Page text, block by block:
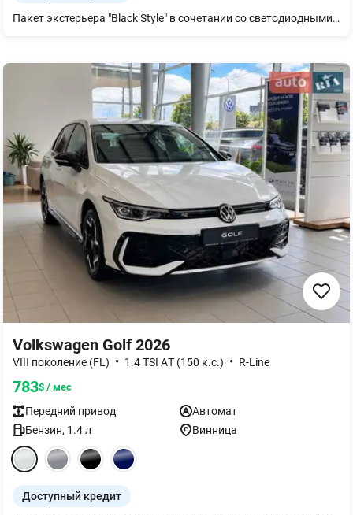
Пакет экстерьера "Black Style" в сочетании со светодиодными матричными фарами IQ.Light. Элементы экстерьера и внешние зеркала в черном цвете ори. Светодиодные матричные фары IQ.Light ближнего и дальнего света с LED дневным светом, динамической корректировкой угла наклона света фар и динамическим поворотным светом вкл. динамическим регулированием дальнего света Dynamic Light Assist Адаптивный круиз-контроль ACC включает систему фронтального контроля FrontAssist с функцией экстренного торможения с системой обнаружения пешеходов и велосипедистов Ассистент смены полосы движения "Side Assist" вкл. ассистент помощи при движении задним ходом "Rear Traffic Alert" и система предупреждения при выезде из автомобиля "Exist warning system" Диски "Coventry" R17, легкосплавные с полированной поверхностью в черном цвете, 7.5J x 17, 225/45 R17 Электронная блокировка дифференциала XDS Камера заднего вида "Rear View" Руль мультифункциональный спортивный кожаный с подогревом и клавишами переключения передач Климат-контроль "Air Care Climatronic" с трехзонным регулированием микроклимата Медиасистема 'Ready 2 Discover" с 12.9 дюймовым цветным сенсорным дисплеем Сигнализация с датчиками охраны внутреннего пространства Парковочный ассистент "Park Assist" Передние сиденья топ-спортивные с регулировкой по высоте Подогрев передних сидений и руля Светодиодная лента решетки радиатора Фоновая подсветка интерьера (30 цветов)
Volkswagen Golf 2026
VIII поколение (FL) • 1.4 TSI AТ (150 к.с.) • R-Line
783$ / мес
Передний привод
Автомат
Бензин, 1.4л Винница
Доступный кредит